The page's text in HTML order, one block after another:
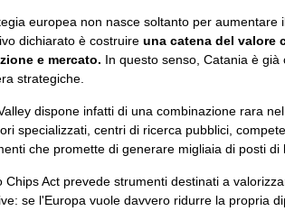
europea non nasce soltanto per
dichiarato è costruire una catena del valore
e mercato. In questo senso, Catania è
strategiche.
dispone infatti di una combinazione rara
specializzati, centri di ricerca pubblici,
che promette di generare migliaia di posti di
Chips Act prevede strumenti destinati a
se l'Europa vuole davvero ridurre la propria